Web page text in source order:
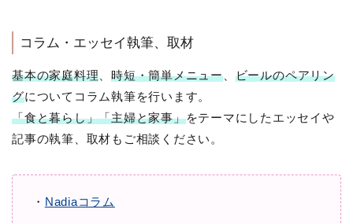
コラム・エッセイ執筆、取材
基本の家庭料理 、時短・簡単メニュー、 ビールのペアリン
グについてコラム執筆を行います。
「食と暮らし」「主婦と家事」をテーマにしたエッセイや
記事の執筆、取材もご相談ください。
・ Nadiaコラム